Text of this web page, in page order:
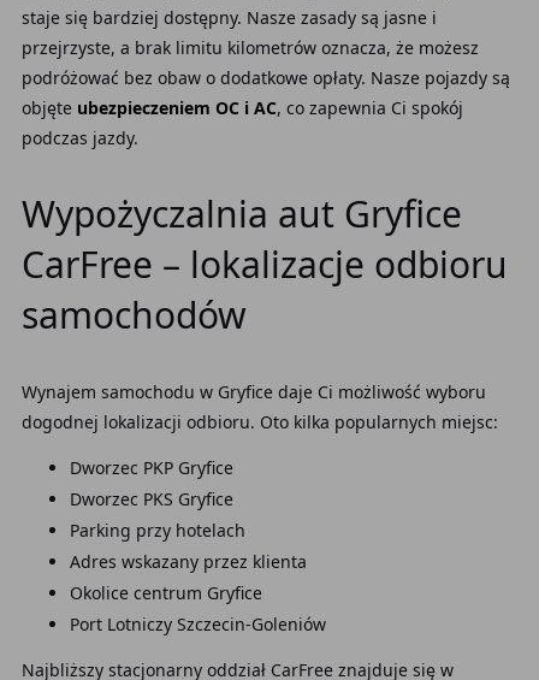
staje się bardziej dostępny. Nasze zasady są jasne i
przejrzyste, a brak limitu kilometrów oznacza, że możesz
podróżować bez obaw o dodatkowe opłaty. Nasze pojazdy są
objęte ubezpieczeniem OC i AC, co zapewnia Ci spokój
podczas jazdy.
Wypożyczalnia aut Gryfice
CarFree – lokalizacje odbioru
samochodów
Wynajem samochodu w Gryfice daje Ci możliwość wyboru
dogodnej lokalizacji odbioru. Oto kilka popularnych miejsc:
Dworzec PKP Gryfice
Dworzec PKS Gryfice
Parking przy hotelach
Adres wskazany przez klienta
Okolice centrum Gryfice
Port Lotniczy Szczecin-Goleniów
Najbliższy stacjonarny oddział CarFree znajduje się w